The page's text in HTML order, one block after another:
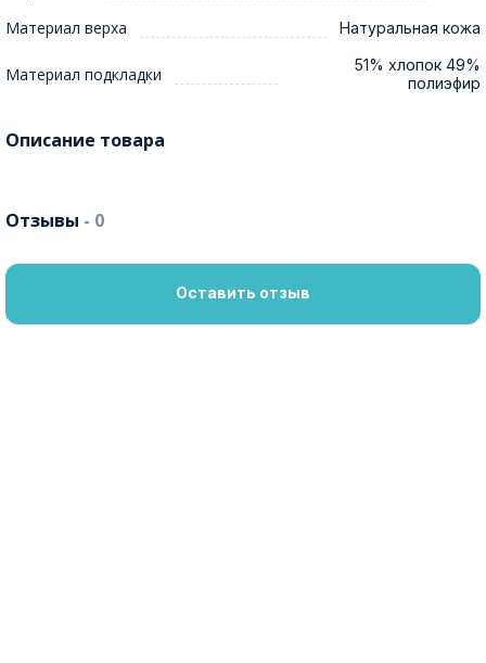
Материал верха Натуральная кожа
Материал подкладки
51% хлопок 49%
полиэфир
Описание товара
Отзывы - 0
Оставить отзыв